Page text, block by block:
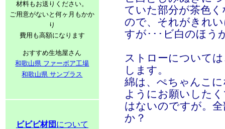
材料もお送りください。
ご用意がないと何ヶ月もかか
り
費用も高額になります
おすすめ生地屋さん
和歌山県 ファーボア工場
和歌山県 サンプラス
ビビビ材団 について
ていた部分が茶色
ので、それがきれ
すが･･･ビ白のほう
ストローについて
します。
綿は、ぺちゃんこ
ようにお願いした
はないのですが。
か？